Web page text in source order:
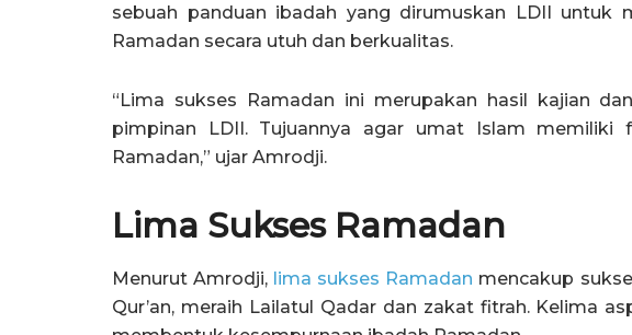
sebuah panduan ibadah yang dirumuskan LDII untuk
Ramadan secara utuh dan berkualitas.
“Lima sukses Ramadan ini merupakan hasil kajian
pimpinan LDII. Tujuannya agar umat Islam memiliki
Ramadan,” ujar Amrodji.
Lima Sukses Ramadan
Menurut Amrodji, lima sukses Ramadan mencakup
Qur’an, meraih Lailatul Qadar dan zakat fitrah. Kelima